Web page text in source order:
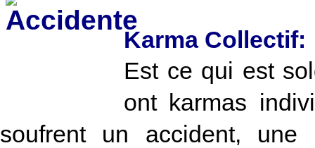
Karma Collectif:
Est ce qui est
ont karmas
soufrent un accident, une